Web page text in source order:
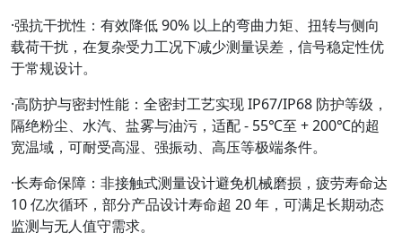
·强抗干扰性 ：有效降低 90% 以上的弯曲力矩、扭转与侧向
载荷干扰，在复杂受力工况下减少测量误差，信号稳定性优
于常规设计。
·高防护与密封性能 ：全密封工艺实现 IP67/IP68 防护等级，
隔绝粉尘、水汽、盐雾与油污，适配 - 55℃至 + 200℃的超
宽温域，可耐受高湿、强振动、高压等极端条件。
·长寿命保障 ：非接触式测量设计避免机械磨损，疲劳寿命达
10 亿次循环，部分产品设计寿命超 20 年，可满足长期动态
监测与无人值守需求。